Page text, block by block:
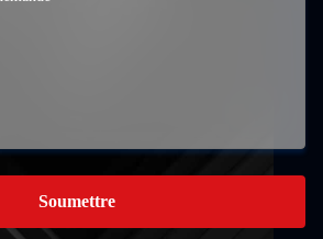
Soumettre